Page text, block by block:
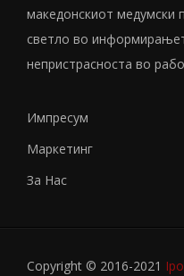
македонскиот медумски
светло во
непристрасноста во
Импресум
Маркетинг
За Нас
Copyright © 2016-2021